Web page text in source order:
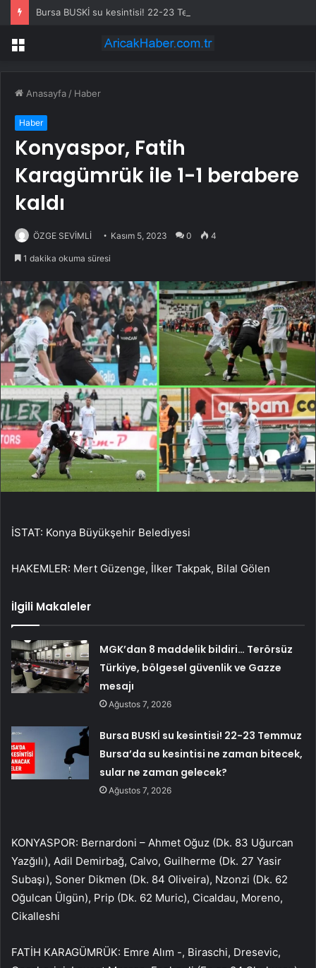
Menü
Anasayfa / Haber
Haber
Konyaspor, Fatih
Karagümrük ile 1-1 berabere
kaldı
ÖZGE SEVİMLİ Kasım 5, 2023 0 4
1 dakika okuma süresi
İSTAT: Konya Büyükşehir Belediyesi
HAKEMLER: Mert Güzenge, İlker Takpak, Bilal Gölen
İlgili Makaleler
MGK’dan 8 maddelik bildiri… Terörsüz
Türkiye, bölgesel güvenlik ve Gazze
mesajı
Ağustos 7, 2026
Bursa BUSKİ su kesintisi! 22-23 Temmuz
Bursa’da su kesintisi ne zaman bitecek,
sular ne zaman gelecek?
Ağustos 7, 2026
KONYASPOR: Bernardoni – Ahmet Oğuz (Dk. 83 Uğurcan
Yazğılı), Adil Demirbağ, Calvo, Guilherme (Dk. 27 Yasir
Subaşı), Soner Dikmen (Dk. 84 Oliveira), Nzonzi (Dk. 62
Oğulcan Ülgün), Prip (Dk. 62 Muric), Cicaldau, Moreno,
Cikalleshi
FATİH KARAGÜMRÜK: Emre Alım -, Biraschi, Dresevic,